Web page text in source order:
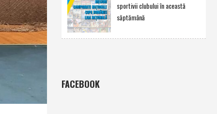
sportivii clubului în această
săptămână
FACEBOOK